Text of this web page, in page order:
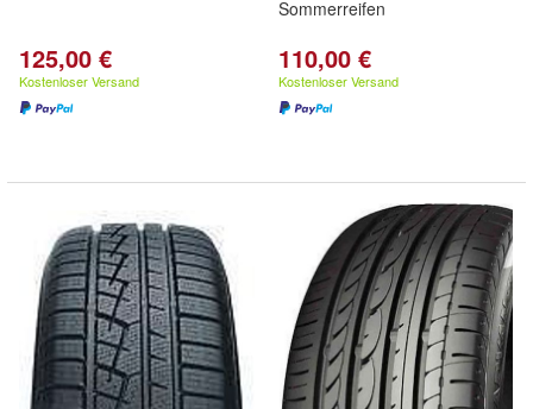
125,00 €
Kostenloser Versand
Sommerreifen
110,00 €
Kostenloser Versand